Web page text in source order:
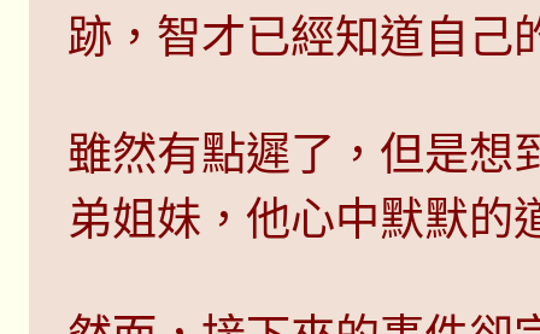
跡，智才已經知道自己
雖然有點遲了，但是想
弟姐妹，他心中默默的